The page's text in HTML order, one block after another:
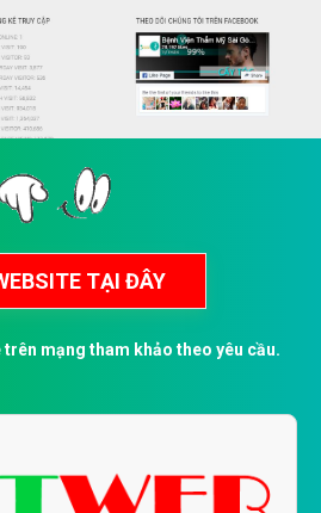
mạng tham khảo theo yêu cầu.